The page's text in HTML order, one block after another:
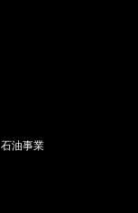
石油事業